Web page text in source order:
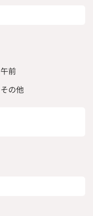
午前
その他